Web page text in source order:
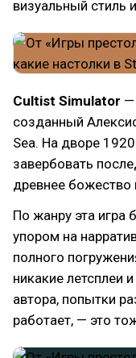
визуальный стиль
Cultist Simulator —
созданный
Sea. На дворе
завербовать
древнее божество
По жанру эта игра
упором на
полного
никакие летсплеи
автора, попытки
работает, — это